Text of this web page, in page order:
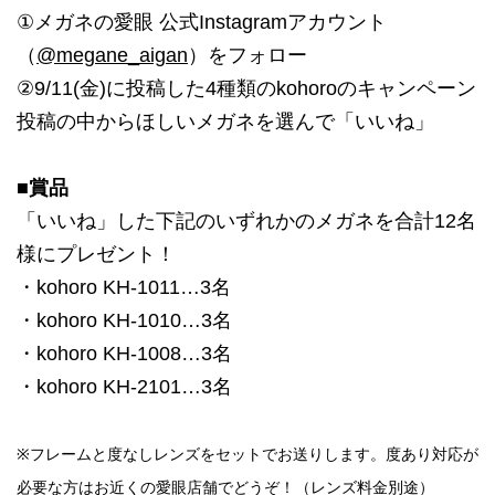
①メガネの愛眼 公式Instagramアカウント
（ @megane_aigan ）をフォロー
②9/11(金)に投稿した4種類のkohoroのキャンペーン
投稿の中からほしいメガネを選んで「いいね」
■賞品
「いいね」した下記のいずれかのメガネを合計12名
様にプレゼント！
・kohoro KH-1011…3名
・kohoro KH-1010…3名
・kohoro KH-1008…3名
・kohoro KH-2101…3名
※フレームと度なしレンズをセットでお送りします。度あり対応が
必要な方はお近くの愛眼店舗でどうぞ！（レンズ料金別途）